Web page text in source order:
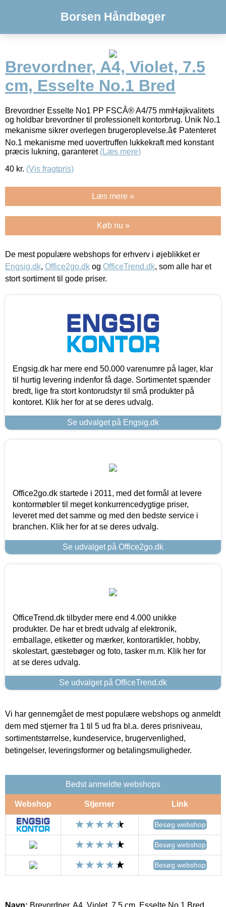
Borsen Håndbøger
Brevordner, A4, Violet, 7.5
cm, Esselte No.1 Bred
Brevordner Esselte No1 PP FSCÂ® A4/75 mmHøjkvalitets
og holdbar brevordner til professionelt kontorbrug. Unik No.1
mekanisme sikrer overlegen brugeroplevelse.â¢ Patenteret
No.1 mekanisme med uovertruffen lukkekraft med konstant
præcis lukning, garanteret (Læs mere)
40 kr. (Vis fragtpris)
Læs mere »
Køb nu »
De mest populære webshops for erhverv i øjeblikket er
Engsig.dk, Office2go.dk og OfficeTrend.dk, som alle har et
stort sortiment til gode priser.
Engsig.dk har mere end 50.000 varenumre på lager, klar
til hurtig levering indenfor få dage. Sortimentet spænder
bredt, lige fra stort kontorudstyr til små produkter på
kontoret. Klik her for at se deres udvalg.
Se udvalget på Engsig.dk
Office2go.dk startede i 2011, med det formål at levere
kontormøbler til meget konkurrencedygtige priser,
leveret med det samme og med den bedste service i
branchen. Klik her for at se deres udvalg.
Se udvalget på Office2go.dk
OfficeTrend.dk tilbyder mere end 4.000 unikke
produkter. De har et bredt udvalg af elektronik,
emballage, etiketter og mærker, kontorartikler, hobby,
skolestart, gæstebøger og foto, tasker m.m. Klik her for
at se deres udvalg.
Se udvalget på OfficeTrend.dk
Vi har gennemgået de mest populære webshops og anmeldt
dem med stjerner fra 1 til 5 ud fra bl.a. deres prisniveau,
sortimentstørrelse, kundeservice, brugervenlighed,
betingelser, leveringsformer og betalingsmuligheder.
Bedst anmeldte webshops
Webshop Stjerner Link
Besøg webshop
Besøg webshop
Besøg webshop
Navn: Brevordner, A4, Violet, 7.5 cm, Esselte No.1 Bred